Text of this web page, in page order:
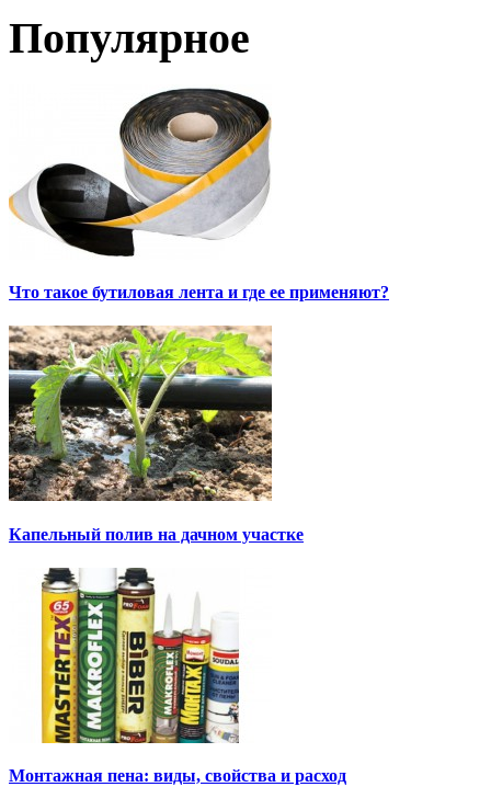
Популярное
Что такое бутиловая лента и где ее применяют?
Капельный полив на дачном участке
Монтажная пена: виды, свойства и расход